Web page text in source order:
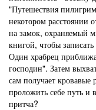
"Путешествия
некотором расстоянии
на замок, охраняемый
книгой, чтобы
Один храбрец
господин". Затем
сам получает кровавые
проложить себе путь и
притча?